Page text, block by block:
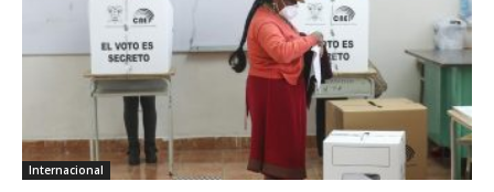
Internacional